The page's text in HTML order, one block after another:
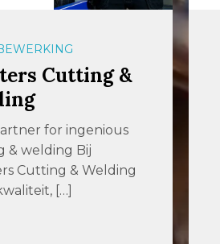
Cutting &
for ingenious
& welding Bij
Cutting & Welding
[…]